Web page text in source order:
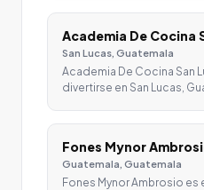
Academia De Cocina
San Lucas, Guatemala
Academia De Cocina San
divertirse en San Lucas,
Fones Mynor
Guatemala, Guatemala
Fones Mynor Ambrosio es